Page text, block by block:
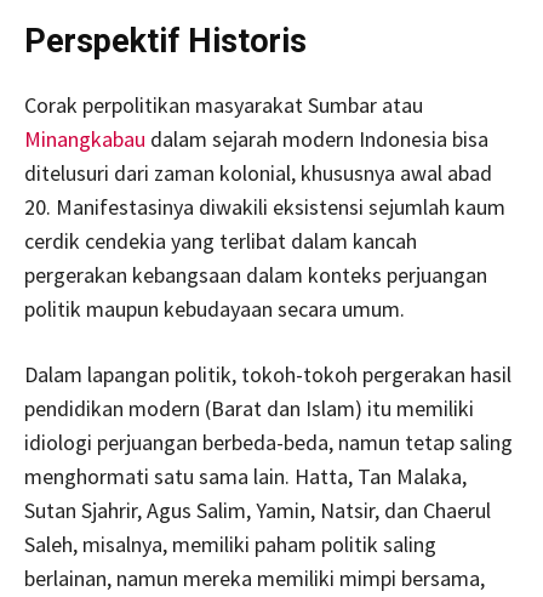
Perspektif Historis
Corak perpolitikan masyarakat Sumbar atau
Minangkabau dalam sejarah modern Indonesia bisa
ditelusuri dari zaman kolonial, khususnya awal abad
20. Manifestasinya diwakili eksistensi sejumlah kaum
cerdik cendekia yang terlibat dalam kancah
pergerakan kebangsaan dalam konteks perjuangan
politik maupun kebudayaan secara umum.
Dalam lapangan politik, tokoh-tokoh pergerakan hasil
pendidikan modern (Barat dan Islam) itu memiliki
idiologi perjuangan berbeda-beda, namun tetap saling
menghormati satu sama lain. Hatta, Tan Malaka,
Sutan Sjahrir, Agus Salim, Yamin, Natsir, dan Chaerul
Saleh, misalnya, memiliki paham politik saling
berlainan, namun mereka memiliki mimpi bersama,